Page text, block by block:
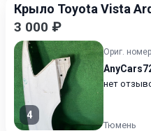
Крыло Toyota Vista
3 000 ₽
4
Ориг.
нет
Тюмень